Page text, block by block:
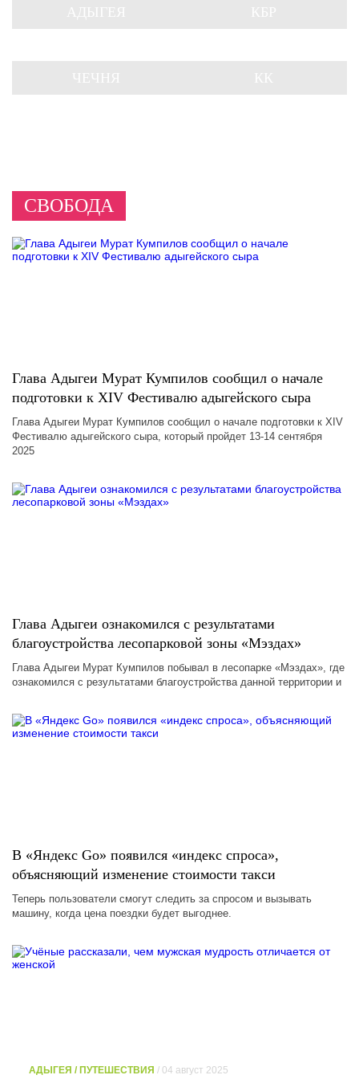
СВОБОДА
Глава Адыгеи Мурат Кумпилов сообщил о начале
подготовки к XIV Фестивалю адыгейского сыра
Глава Адыгеи Мурат Кумпилов сообщил о начале подготовки к XIV
Фестивалю адыгейского сыра, который пройдет 13-14 сентября
2025
Глава Адыгеи ознакомился с результатами
благоустройства лесопарковой зоны «Мэздах»
Глава Адыгеи Мурат Кумпилов побывал в лесопарке «Мэздах», где
ознакомился с результатами благоустройства данной территории и
В «Яндекс Go» появился «индекс спроса»,
объясняющий изменение стоимости такси
Теперь пользователи смогут следить за спросом и вызывать
машину, когда цена поездки будет выгоднее.
АДЫГЕЯ / ПУТЕШЕСТВИЯ / 04 август 2025